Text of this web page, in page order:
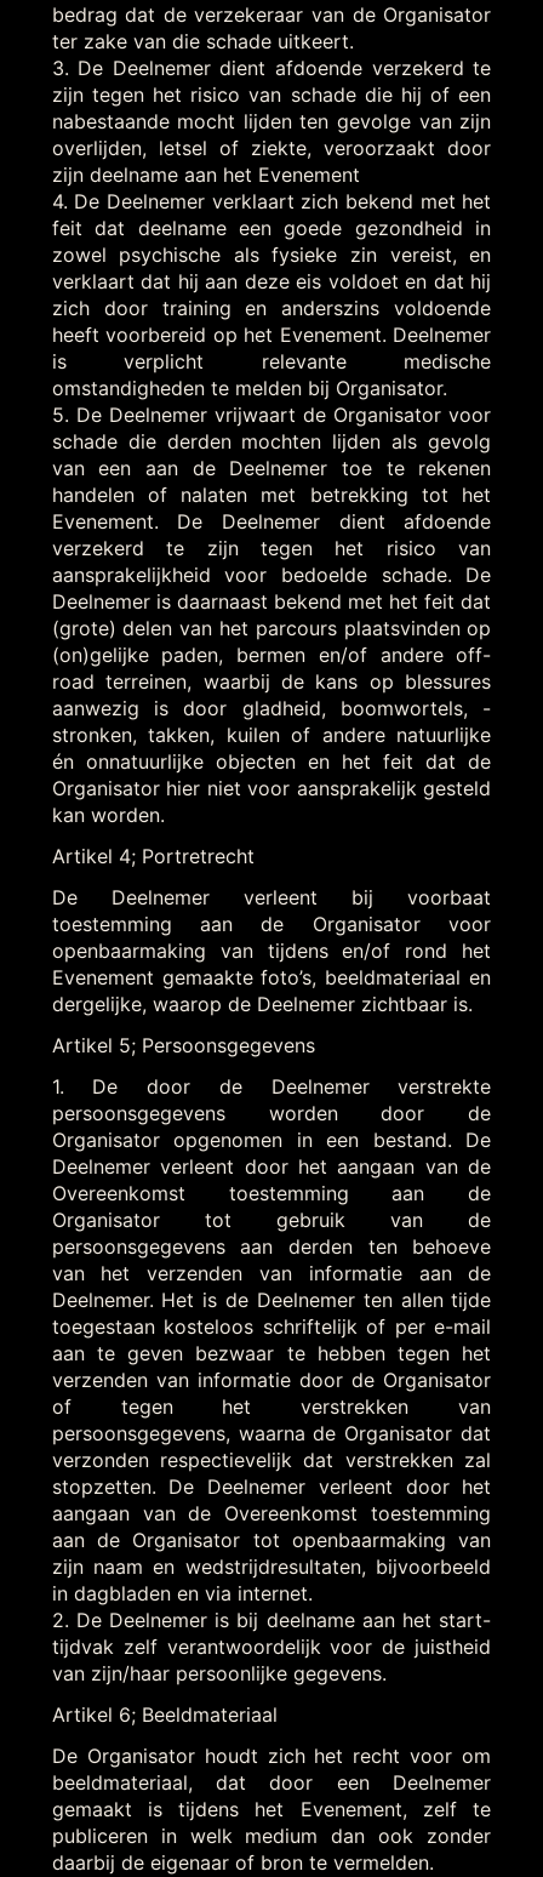
bedrag dat de verzekeraar van de Organisator
ter zake van die schade uitkeert.
3. De Deelnemer dient afdoende verzekerd te
zijn tegen het risico van schade die hij of een
nabestaande mocht lijden ten gevolge van zijn
overlijden, letsel of ziekte, veroorzaakt door
zijn deelname aan het Evenement
4. De Deelnemer verklaart zich bekend met het
feit dat deelname een goede gezondheid in
zowel psychische als fysieke zin vereist, en
verklaart dat hij aan deze eis voldoet en dat hij
zich door training en anderszins voldoende
heeft voorbereid op het Evenement. Deelnemer
is verplicht relevante medische
omstandigheden te melden bij Organisator.
5. De Deelnemer vrijwaart de Organisator voor
schade die derden mochten lijden als gevolg
van een aan de Deelnemer toe te rekenen
handelen of nalaten met betrekking tot het
Evenement. De Deelnemer dient afdoende
verzekerd te zijn tegen het risico van
aansprakelijkheid voor bedoelde schade. De
Deelnemer is daarnaast bekend met het feit dat
(grote) delen van het parcours plaatsvinden op
(on)gelijke paden, bermen en/of andere off-
road terreinen, waarbij de kans op blessures
aanwezig is door gladheid, boomwortels, -
stronken, takken, kuilen of andere natuurlijke
én onnatuurlijke objecten en het feit dat de
Organisator hier niet voor aansprakelijk gesteld
kan worden.
Artikel 4; Portretrecht
De Deelnemer verleent bij voorbaat
toestemming aan de Organisator voor
openbaarmaking van tijdens en/of rond het
Evenement gemaakte foto’s, beeldmateriaal en
dergelijke, waarop de Deelnemer zichtbaar is.
Artikel 5; Persoonsgegevens
1. De door de Deelnemer verstrekte
persoonsgegevens worden door de
Organisator opgenomen in een bestand. De
Deelnemer verleent door het aangaan van de
Overeenkomst toestemming aan de
Organisator tot gebruik van de
persoonsgegevens aan derden ten behoeve
van het verzenden van informatie aan de
Deelnemer. Het is de Deelnemer ten allen tijde
toegestaan kosteloos schriftelijk of per e-mail
aan te geven bezwaar te hebben tegen het
verzenden van informatie door de Organisator
of tegen het verstrekken van
persoonsgegevens, waarna de Organisator dat
verzonden respectievelijk dat verstrekken zal
stopzetten. De Deelnemer verleent door het
aangaan van de Overeenkomst toestemming
aan de Organisator tot openbaarmaking van
zijn naam en wedstrijdresultaten, bijvoorbeeld
in dagbladen en via internet.
2. De Deelnemer is bij deelname aan het start-
tijdvak zelf verantwoordelijk voor de juistheid
van zijn/haar persoonlijke gegevens.
Artikel 6; Beeldmateriaal
De Organisator houdt zich het recht voor om
beeldmateriaal, dat door een Deelnemer
gemaakt is tijdens het Evenement, zelf te
publiceren in welk medium dan ook zonder
daarbij de eigenaar of bron te vermelden.